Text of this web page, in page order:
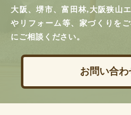
大阪、堺市、富田林,大阪狭山
やリフォーム等、家づくりを
にご相談ください。
お問い合わ